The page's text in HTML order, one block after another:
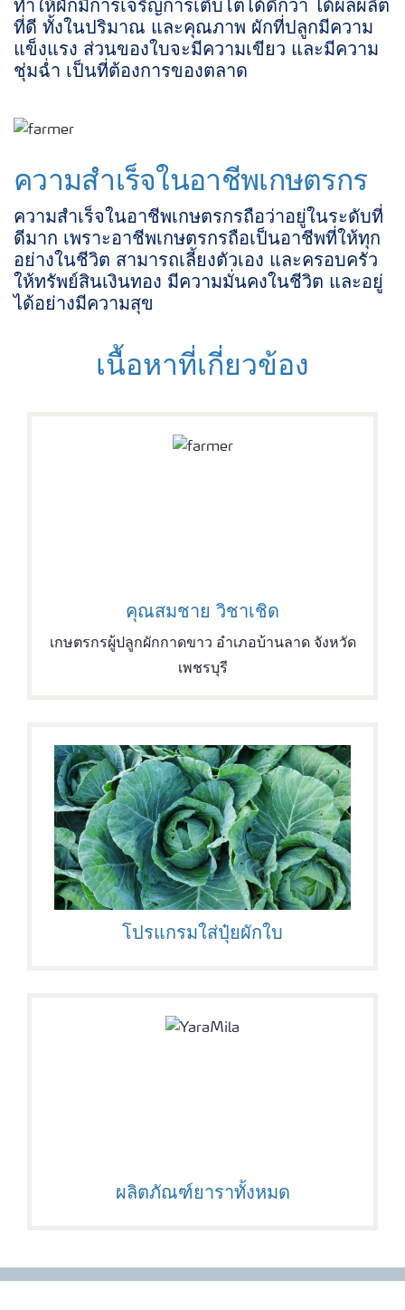
ทำให้ผักมีการเจริญการเติบโตได้ดีกว่า ได้ผลผลิต
ที่ดี ทั้งในปริมาณ และคุณภาพ ผักที่ปลูกมีความ
แข็งแรง ส่วนของใบจะมีความเขียว และมีความ
ชุ่มฉ่ำ เป็นที่ต้องการของตลาด
ความสำเร็จในอาชีพเกษตรกร
ความสำเร็จในอาชีพเกษตรกรถือว่าอยู่ในระดับที่
ดีมาก เพราะอาชีพเกษตรกรถือเป็นอาชีพที่ ให้ทุก
อย่างในชีวิต สามารถเลี้ยงตัวเอง และครอบครัว
ให้ทรัพย์สินเงินทอง มีความมั่นคงในชีวิต และอยู่
ได้อย่างมีความสุข
เนื้อหาที่เกี่ยวข้อง
คุณสมชาย วิชาเชิด
เกษตรกรผู้ปลูกผักกาดขาว อำเภอบ้านลาด จังหวัด
เพชรบุรี
โปรแกรมใส่ปุ๋ยผักใบ
ผลิตภัณฑ์ยาราทั้งหมด